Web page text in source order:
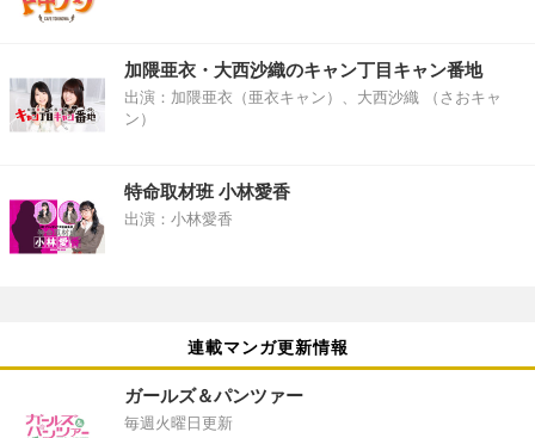
加隈亜衣・大西沙織のキャン丁目キャン番地
出演：加隈亜衣（亜衣キャン）、大西沙織 （さおキャ
ン）
特命取材班 小林愛香
出演：小林愛香
連載マンガ更新情報
ガールズ＆パンツァー
毎週火曜日更新